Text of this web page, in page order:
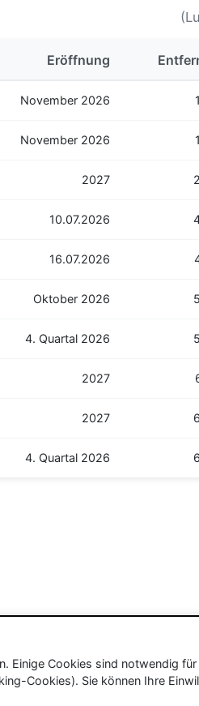
Eröffnung
November 2026
November 2026
2027
10.07.2026
16.07.2026
Oktober 2026
4. Quartal 2026
2027
2027
4. Quartal 2026
Einige Cookies sind notwendig
Cookies). Sie können Ihre